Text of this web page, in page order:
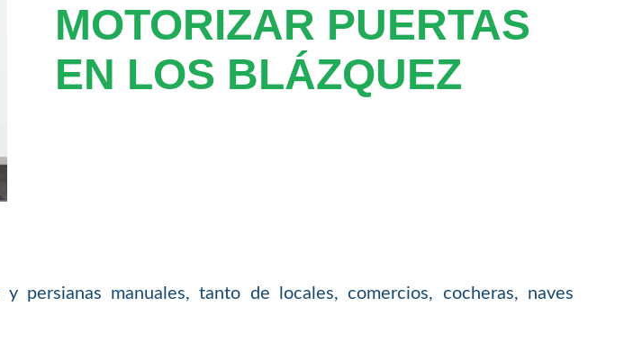
MOTORIZAR PUERTAS
EN LOS BLÁZQUEZ
y persianas manuales, tanto de locales, comercios, cocheras, naves